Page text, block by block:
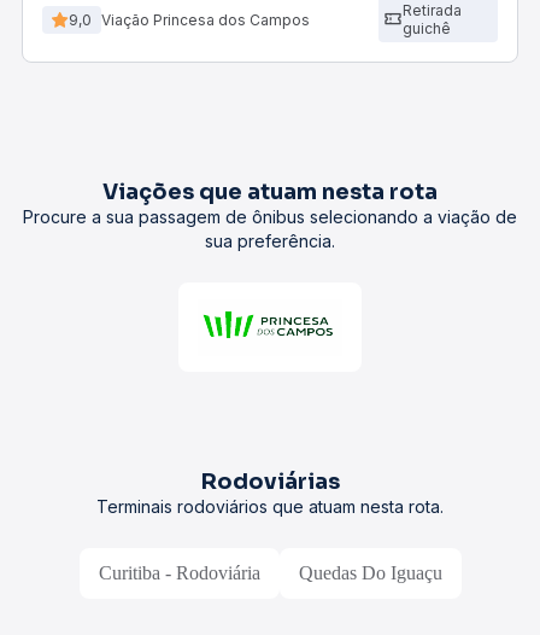
9,0 Viação Princesa dos Campos
Retirada
guichê
Viações que atuam nesta rota
Procure a sua passagem de ônibus selecionando a viação de
sua preferência.
Rodoviárias
Terminais rodoviários que atuam nesta rota.
Curitiba - Rodoviária Quedas Do Iguaçu